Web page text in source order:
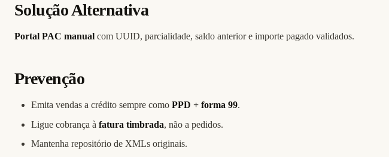
Solução Alternativa
Portal PAC manual com UUID, parcialidade, saldo anterior e importe pagado validados.
Prevenção
Emita vendas a crédito sempre como PPD + forma 99.
Ligue cobrança à fatura timbrada, não a pedidos.
Mantenha repositório de XMLs originais.